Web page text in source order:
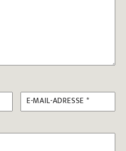
E-MAIL-ADRESSE *